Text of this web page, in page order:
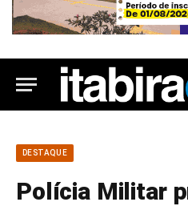
DESTAQUE
Polícia Militar